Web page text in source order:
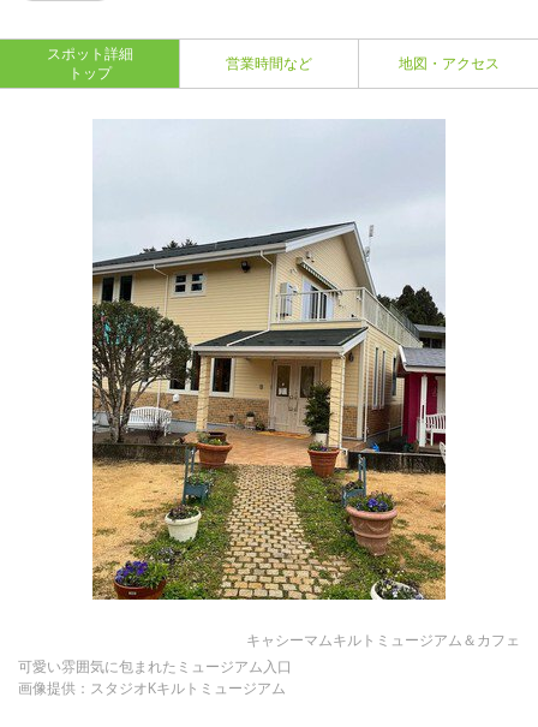
スポット詳細
トップ
営業時間など 地図・アクセス
キャシーマムキルトミュージアム＆カフェ
可愛い雰囲気に包まれたミュージアム入口
画像提供：スタジオKキルトミュージアム